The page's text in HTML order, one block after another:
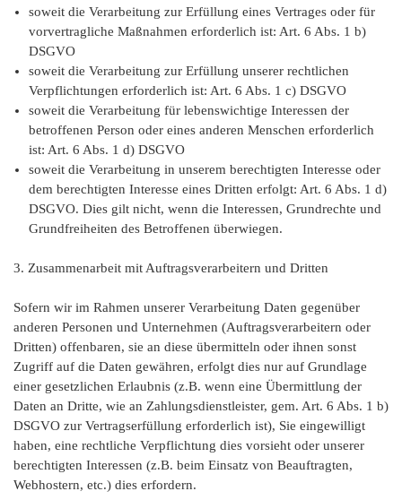
soweit die Verarbeitung zur Erfüllung eines Vertrages oder für
vorvertragliche Maßnahmen erforderlich ist: Art. 6 Abs. 1 b)
DSGVO
soweit die Verarbeitung zur Erfüllung unserer rechtlichen
Verpflichtungen erforderlich ist: Art. 6 Abs. 1 c) DSGVO
soweit die Verarbeitung für lebenswichtige Interessen der
betroffenen Person oder eines anderen Menschen erforderlich
ist: Art. 6 Abs. 1 d) DSGVO
soweit die Verarbeitung in unserem berechtigten Interesse oder
dem berechtigten Interesse eines Dritten erfolgt: Art. 6 Abs. 1 d)
DSGVO. Dies gilt nicht, wenn die Interessen, Grundrechte und
Grundfreiheiten des Betroffenen überwiegen.
3. Zusammenarbeit mit Auftragsverarbeitern und Dritten
Sofern wir im Rahmen unserer Verarbeitung Daten gegenüber
anderen Personen und Unternehmen (Auftragsverarbeitern oder
Dritten) offenbaren, sie an diese übermitteln oder ihnen sonst
Zugriff auf die Daten gewähren, erfolgt dies nur auf Grundlage
einer gesetzlichen Erlaubnis (z.B. wenn eine Übermittlung der
Daten an Dritte, wie an Zahlungsdienstleister, gem. Art. 6 Abs. 1 b)
DSGVO zur Vertragserfüllung erforderlich ist), Sie eingewilligt
haben, eine rechtliche Verpflichtung dies vorsieht oder unserer
berechtigten Interessen (z.B. beim Einsatz von Beauftragten,
Webhostern, etc.) dies erfordern.